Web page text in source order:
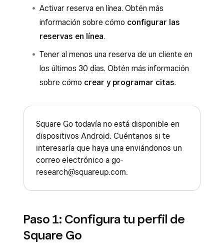
Activar reserva en línea. Obtén más
información sobre cómo configurar las
reservas en línea.
Tener al menos una reserva de un cliente en
los últimos 30 días. Obtén más información
sobre cómo crear y programar citas.
Square Go todavía no está disponible en
dispositivos Android. Cuéntanos si te
interesaría que haya una enviándonos un
correo electrónico a go-
research@squareup.com.
Paso 1: Configura tu perfil de
Square Go